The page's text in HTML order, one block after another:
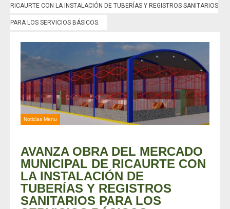
RICAURTE CON LA INSTALACIÓN DE TUBERÍAS Y REGISTROS SANITARIOS
PARA LOS SERVICIOS BÁSICOS.
Noticias Menu
AVANZA OBRA DEL MERCADO
MUNICIPAL DE RICAURTE CON
LA INSTALACIÓN DE
TUBERÍAS Y REGISTROS
SANITARIOS PARA LOS